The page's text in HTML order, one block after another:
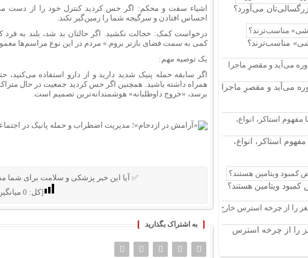
می‌آورد؟
مناسب‌ترند؟
می‌آید و مقصرِ ماجرا
استاکر، انواع،
ویتامین هستند؟
را از چرخه استرس
اشیاء سفت و محکم: اگر حس کردید کنترل خود را از دست
احساس افتادن و سرگیجه شما را زمین‌گیر نکند.
درخواست کمک: خجالت نکشید. اگر حالتان بد شد، بلند به فرد
کمی به سمت فضای بازتر بروم.» مردم در این نوع مراسم‌ها
یک توصیه مهم:
اگر سابقه حمله پنیک شدید دارید و از دارو استفاده
همراه داشته باشید. همچنین اگر حس کردید جمعیت در حال
برسد، «خروج داوطلبانه» هوشمندانه‌ترین تصمیم است.
✅ آیا این خبر پزشکی و سلامت برای شما
[کل: 0
به اشتراک بگذارید